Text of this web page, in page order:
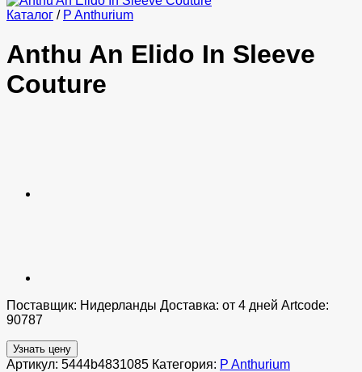
Каталог / P Anthurium
Anthu An Elido In Sleeve
Couture
Поставщик: Нидерланды Доставка: от 4 дней Artcode:
90787
Узнать цену
Артикул: 5444b4831085 Категория: P Anthurium